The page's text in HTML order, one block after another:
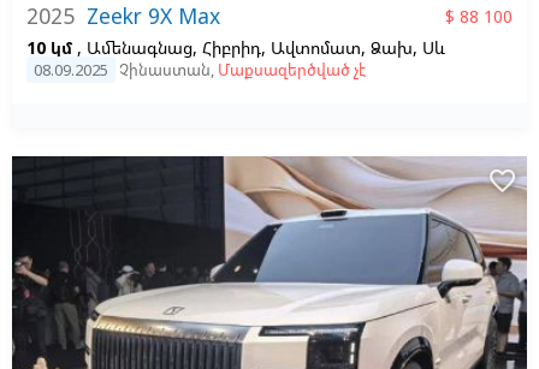
2025 Zeekr 9X Max
$ 88 100
10 կմ , Ամենագնաց, Հիբրիդ, Ավտոմատ, Ձախ, Սև
08.09.2025 Չինաստան, Մաքսազերծված չէ
favorite_border